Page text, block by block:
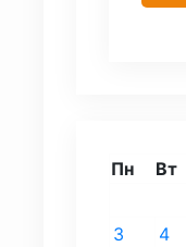
Пн Вт
3
4